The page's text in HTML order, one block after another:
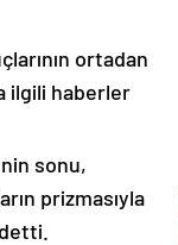
ortadan
ilgili haberler
sonu,
prizmasıyla